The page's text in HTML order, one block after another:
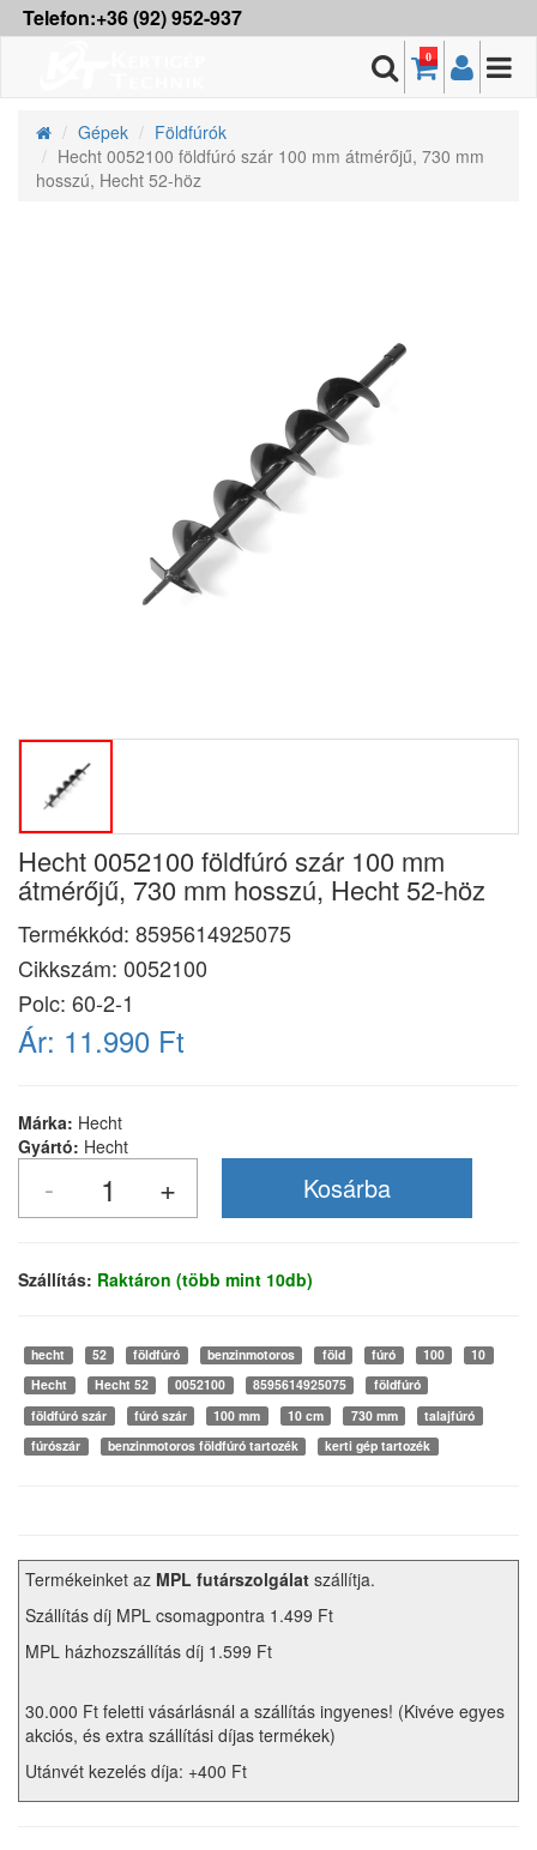
Telefon:+36 (92) 952-937
0
Gépek
Földfúrók
Hecht 0052100 földfúró szár 100 mm átmérőjű, 730 mm
hosszú, Hecht 52-höz
Hecht 0052100 földfúró szár 100 mm
átmérőjű, 730 mm hosszú, Hecht 52-höz
Termékkód: 8595614925075
Cikkszám: 0052100
Polc: 60-2-1
Ár: 11.990 Ft
Márka: Hecht
Gyártó: Hecht
Szállítás: Raktáron (több mint 10db)
hecht 52 földfúró benzinmotoros föld fúró 100
10
Hecht
Hecht 52 0052100 8595614925075
földfúró
földfúró szár
fúró szár 100 mm 10 cm 730 mm
talajfúró
fúrószár
benzinmotoros földfúró tartozék kerti gép tartozék
Termékeinket az MPL futárszolgálat szállítja.
Szállítás díj MPL csomagpontra 1.499 Ft
MPL házhozszállítás díj 1.599 Ft
30.000 Ft feletti vásárlásnál a szállítás ingyenes! (Kivéve egyes
akciós, és extra szállítási díjas termékek)
Utánvét kezelés díja: +400 Ft